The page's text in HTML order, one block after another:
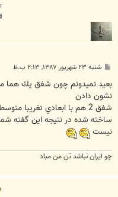
پ
ت
شنبه ۲۳ شهریور ۱۳۸۷, ۲:۱۳ ب.ظ
بعيد نميدونم چون شفق يك هما
نشون دادن
شفق 2 هم با ابعادي تغريبا
ساخته شده در نتيجه اين گفته
نيست
چو ايران نباشد تن من مباد